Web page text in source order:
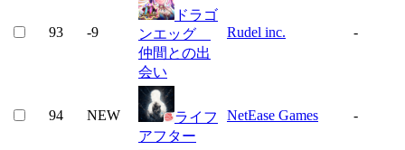
93 -9
ドラゴ
ンエッグ
仲間との出
会い
Rudel inc. -
94 NEW
ライフ
アフター
NetEase Games -